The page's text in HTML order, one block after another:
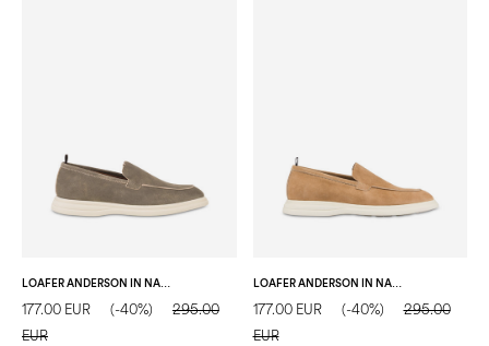
LOAFER ANDERSON IN NABUK MILITARE
177.00 EUR (-40%)
295.00
EUR
LOAFER ANDERSON IN NABUK CUOIO
177.00 EUR (-40%)
295.00
EUR